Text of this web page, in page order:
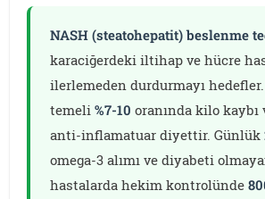
NASH (steatohepatit) beslenme
karaciğerdeki iltihap ve hücre
ilerlemeden durdurmayı
temeli%7-10 oranında kilo
anti-inflamatuar diyettir. Günlük
omega-3 alımı ve diyabeti
hastalarda hekim kontrolünde